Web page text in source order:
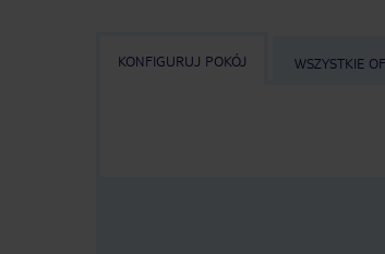
KONFIGURUJ POKÓJ WSZYSTKIE